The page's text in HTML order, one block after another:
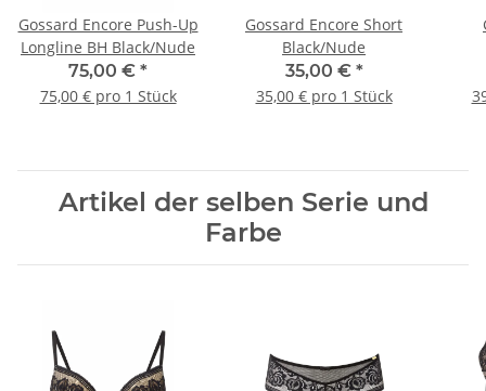
Gossard Encore Push-Up
Longline BH Black/Nude
75,00 € *
75,00 € pro 1 Stück
Gossard Encore Short
Black/Nude
35,00 € *
35,00 € pro 1 Stück
Artikel der selben Serie und
Farbe